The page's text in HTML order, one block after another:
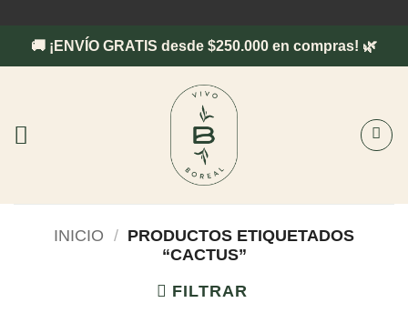
contenido
🚚 ¡ENVÍO GRATIS desde $250.000 en compras! 🌿
INICIO / PRODUCTOS ETIQUETADOS
“CACTUS”
FILTRAR